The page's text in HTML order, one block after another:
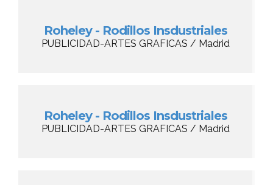
Roheley - Rodillos Insdustriales
PUBLICIDAD-ARTES GRAFICAS / Madrid
Roheley - Rodillos Insdustriales
PUBLICIDAD-ARTES GRAFICAS / Madrid